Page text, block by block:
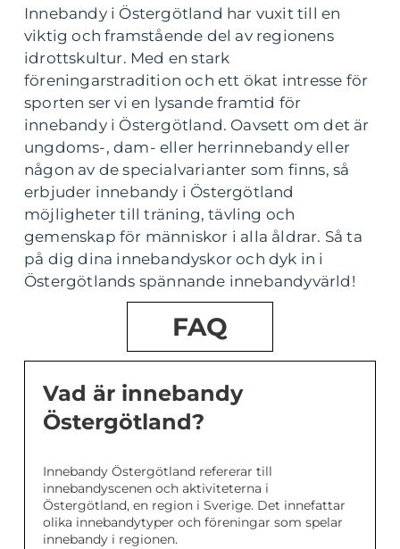
Innebandy i Östergötland har vuxit till en
viktig och framstående del av regionens
idrottskultur. Med en stark
föreningarstradition och ett ökat intresse för
sporten ser vi en lysande framtid för
innebandy i Östergötland. Oavsett om det är
ungdoms-, dam- eller herrinnebandy eller
någon av de specialvarianter som finns, så
erbjuder innebandy i Östergötland
möjligheter till träning, tävling och
gemenskap för människor i alla åldrar. Så ta
på dig dina innebandyskor och dyk in i
Östergötlands spännande innebandyvärld!
FAQ
Vad är innebandy
Östergötland?
Innebandy Östergötland refererar till
innebandyscenen och aktiviteterna i
Östergötland, en region i Sverige. Det innefattar
olika innebandytyper och föreningar som spelar
innebandy i regionen.